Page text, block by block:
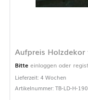
Aufpreis
Bitte einloggen oder
Lieferzeit: 4 Wochen
Artikelnummer: TB-LD-H-